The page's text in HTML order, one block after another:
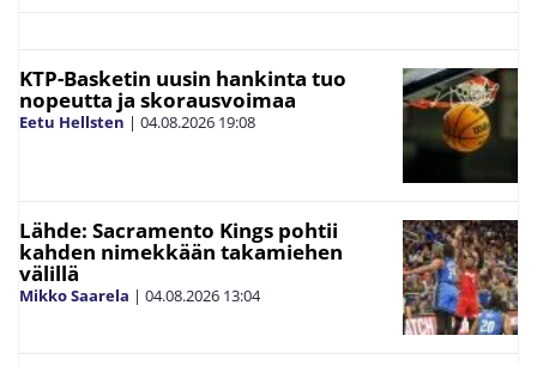
KTP-Basketin uusin hankinta tuo
nopeutta ja skorausvoimaa
Eetu Hellsten | 04.08.2026 19:08
Lähde: Sacramento Kings pohtii
kahden nimekkään takamiehen
välillä
Mikko Saarela | 04.08.2026 13:04